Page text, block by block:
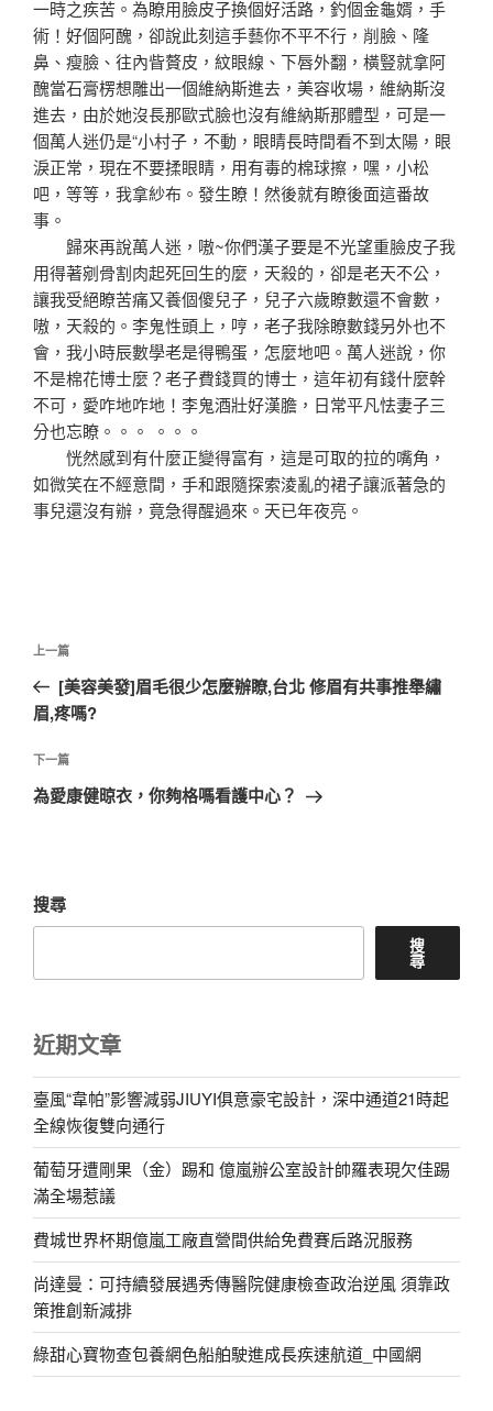
一時之疾苦。為瞭用臉皮子換個好活路，釣個金龜婿，手
術！好個阿醜，卻說此刻這手藝你不平不行，削臉、隆
鼻、瘦臉、往內眥贅皮，紋眼線、下唇外翻，橫豎就拿阿
醜當石膏楞想雕出一個維納斯進去，美容收場，維納斯沒
進去，由於她沒長那歐式臉也沒有維納斯那體型，可是一
個萬人迷仍是“小村子，不動，眼睛長時間看不到太陽，眼
淚正常，現在不要揉眼睛，用有毒的棉球擦，嘿，小松
吧，等等，我拿紗布。發生瞭！然後就有瞭後面這番故
事。
歸來再說萬人迷，嗷~你們漢子要是不光望重臉皮子我
用得著剜骨割肉起死回生的麼，天殺的，卻是老天不公，
讓我受絕瞭苦痛又養個傻兒子，兒子六歲瞭數還不會數，
嗷，天殺的。李鬼性頭上，哼，老子我除瞭數錢另外也不
會，我小時辰數學老是得鴨蛋，怎麼地吧。萬人迷說，你
不是棉花博士麼？老子費錢買的博士，這年初有錢什麼幹
不可，愛咋地咋地！李鬼酒壯好漢膽，日常平凡怯妻子三
分也忘瞭。。。 。。。
恍然感到有什麼正變得富有，這是可取的拉的嘴角，
如微笑在不經意間，手和跟隨探索淩亂的裙子讓派著急的
事兒還沒有辦，竟急得醒過來。天已年夜亮。
文
導
覽
上
一
篇
章
上一篇
[美容美發]眉毛很少怎麼辦瞭,台北 修眉有共事推舉繡
眉,疼嗎?
下
一
下一篇
為愛康健晾衣，你夠格嗎看護中心？
搜尋
搜
尋
近期文章
臺風“韋帕”影響減弱JIUYI俱意豪宅設計，深中通道21時起
全線恢復雙向通行
葡萄牙遭剛果（金）踢和 億嵐辦公室設計帥羅表現欠佳踢
滿全場惹議
費城世界杯期億嵐工廠直營間供給免費賽后路況服務
尚達曼：可持續發展遇秀傳醫院健康檢查政治逆風 須靠政
策推創新減排
綠甜心寶物查包養網色船舶駛進成長疾速航道_中國網